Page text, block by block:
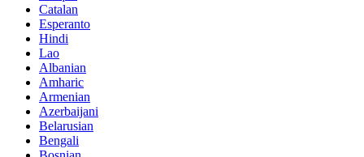
Catalan
Esperanto
Hindi
Lao
Albanian
Amharic
Armenian
Azerbaijani
Belarusian
Bengali